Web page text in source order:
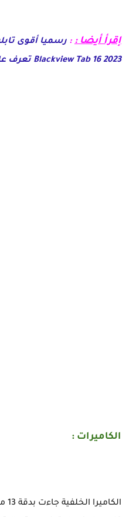
إقرأ أيضا : :
Blackview Tab 16 2023 تعرف عليها من هنا
الكاميرات :